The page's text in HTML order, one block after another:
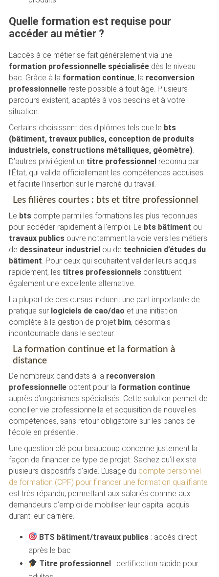
Quelle formation est requise pour
accéder au métier ?
L’accès à ce métier se fait généralement via une
formation professionnelle spécialiséedès le niveau
bac. Grâce à la formation continue, la reconversion
professionnellereste possible à tout âge. Plusieurs
parcours existent, adaptés à vos besoins et à votre
situation.
Certains choisissent des diplômes tels que le bts
(bâtiment, travaux publics, conception de produits
industriels, constructions métalliques, géomètre).
D’autres privilégient un titre professionnel reconnu par
l’État, qui valide officiellement les compétences acquises
et facilite l’insertion sur le marché du travail.
Les filières courtes : bts et titre professionnel
Le btscompte parmi les formations les plus reconnues
pour accéder rapidement à l’emploi. Le bts bâtiment ou
travaux publicsouvre notamment la voie vers les métiers
de dessinateur industrielou de technicien d’études du
bâtiment . Pour ceux qui souhaitent valider leurs acquis
rapidement, les titres professionnelsconstituent
également une excellente alternative.
La plupart de ces cursus incluent une part importante de
pratique sur logiciels de cao/dao et une initiation
complète à la gestion de projet bim, désormais
incontournable dans le secteur.
La formation continue et la formation à
distance
De nombreux candidats à la reconversion
professionnelleoptent pour la formation continue
auprès d’organismes spécialisés. Cette solution permet de
concilier vie professionnelle et acquisition de nouvelles
compétences, sans retour obligatoire sur les bancs de
l’école en présentiel.
Une question clé pour beaucoup concerne justement la
façon de financer ce type de projet. Sachez qu’il existe
plusieurs dispositifs d’aide. L’usage du compte personnel
de formation (CPF) pour financer une formation qualifiante
est très répandu, permettant aux salariés comme aux
demandeurs d’emploi de mobiliser leur capital acquis
durant leur carrière.
BTS bâtiment/travaux publics: accès direct
après le bac
Titre professionnel: certification rapide pour